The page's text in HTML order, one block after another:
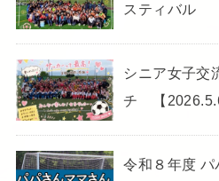
スティバル
シニア女子
チ 【
令和８年度